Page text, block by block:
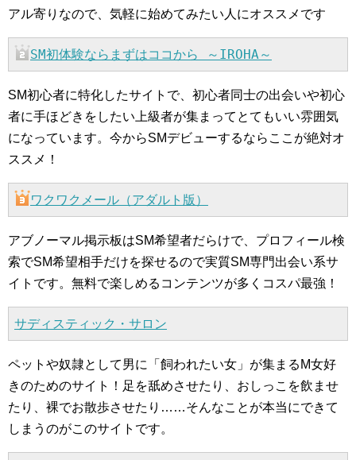
アル寄りなので、気軽に始めてみたい人にオススメです
SM初体験ならまずはココから ～IROHA～
SM初心者に特化したサイトで、初心者同士の出会いや初心
者に手ほどきをしたい上級者が集まってとてもいい雰囲気
になっています。今からSMデビューするならここが絶対オ
ススメ！
ワクワクメール（アダルト版）
アブノーマル掲示板はSM希望者だらけで、プロフィール検
索でSM希望相手だけを探せるので実質SM専門出会い系サ
イトです。無料で楽しめるコンテンツが多くコスパ最強！
サディスティック・サロン
ペットや奴隷として男に「飼われたい女」が集まるM女好
きのためのサイト！足を舐めさせたり、おしっこを飲ませ
たり、裸でお散歩させたり……そんなことが本当にできて
しまうのがこのサイトです。